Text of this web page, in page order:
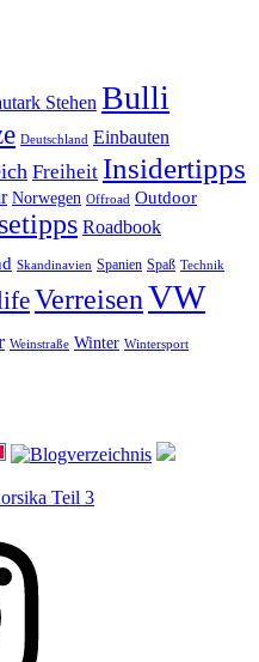
Stehen Bulli
Deutschland Einbauten
Freiheit Insidertipps
Norwegen Offroad Outdoor
Roadbook
Skandinavien Spanien Spaß Technik
VerreisenVW
Weinstraße Winter Wintersport
Teil 3